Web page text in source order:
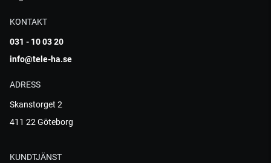
KONTAKT
031 - 10 03 20
info@tele-ha.se
ADRESS
Skanstorget 2
411 22 Göteborg
KUNDTJÄNST